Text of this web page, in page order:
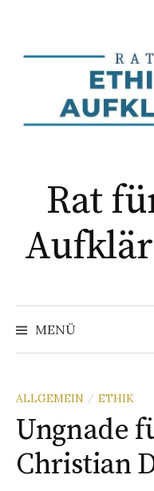
Inhalt
Rat
MENÜ
ALLGEMEIN / ETHIK
Ungnade
Christian